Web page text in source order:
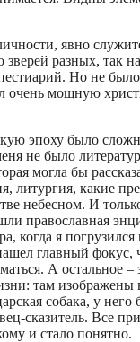
явно
зверей разных, так
Но не
очень мощную
эпоху было
не было
могла бы
литургия, какие
небесном. И
православная
когда я
главный фокус,
А остальное –
там изображены
собака, у него
сказитель. Все
и стало понятно.